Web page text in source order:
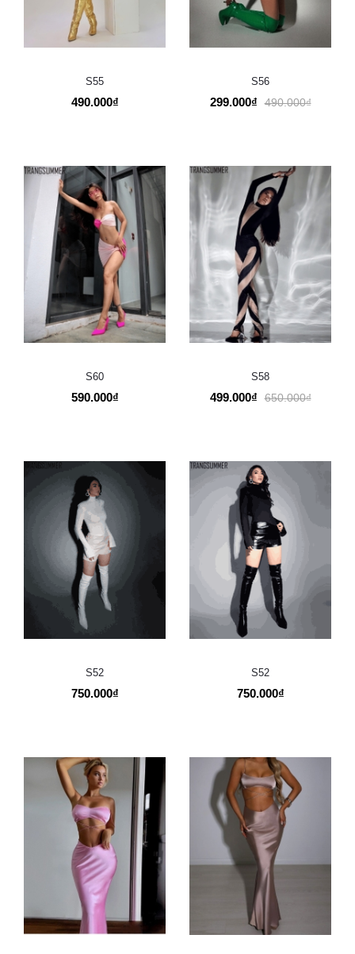
S55
490.000₫
S56
299.000₫ 490.000₫
S60
590.000₫
S58
499.000₫ 650.000₫
S52
750.000₫
S52
750.000₫